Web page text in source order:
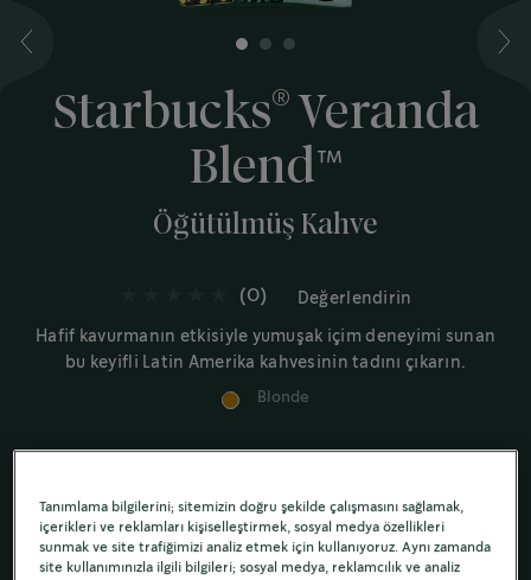
Starbucks® Veranda
Blend™
Öğütülmüş Kahve
(0) Değerlendirin
Hafif kavurmanın etkisiyle yumuşak içim deneyimi sunan
bu keyifli Latin Amerika kahvesinin tadını çıkarın.
Blonde
Yumuşak tatlı kakao notaları
1 2
Tanımlama bilgilerini; sitemizin doğru şekilde çalışmasını sağlamak,
içerikleri ve reklamları kişiselleştirmek, sosyal medya özellikleri
sunmak ve site trafiğimizi analiz etmek için kullanıyoruz. Aynı zamanda
site kullanımınızla ilgili bilgileri; sosyal medya, reklamcılık ve analiz